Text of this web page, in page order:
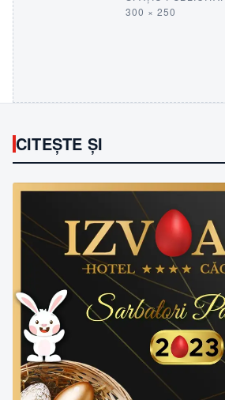
300 × 250
CITEȘTE ȘI